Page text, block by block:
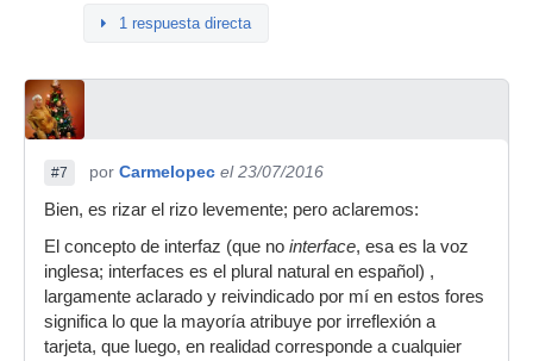
1 respuesta directa
#7 por Carmelopec el 23/07/2016
Bien, es rizar el rizo levemente; pero aclaremos:
El concepto de interfaz (que no interface, esa es la voz
inglesa; interfaces es el plural natural en español) ,
largamente aclarado y reivindicado por mí en estos fores
significa lo que la mayoría atribuye por irreflexión a
tarjeta, que luego, en realidad corresponde a cualquier